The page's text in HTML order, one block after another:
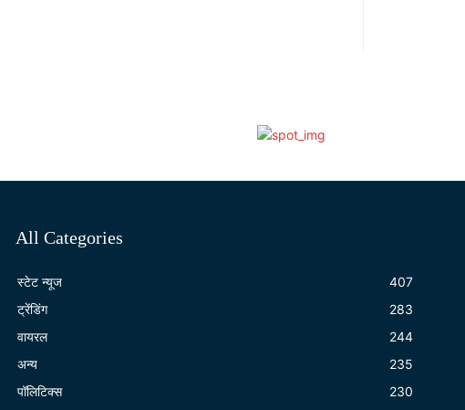
All Categories
स्टेट न्यूज
407
ट्रेंडिंग
283
वायरल
244
अन्य
235
पॉलिटिक्स
230